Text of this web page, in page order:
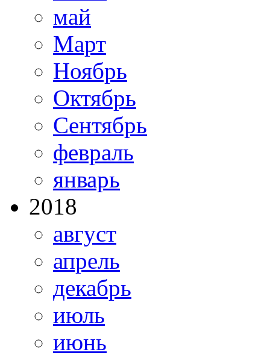
май
Март
Ноябрь
Октябрь
Сентябрь
февраль
январь
2018
август
апрель
декабрь
июль
июнь